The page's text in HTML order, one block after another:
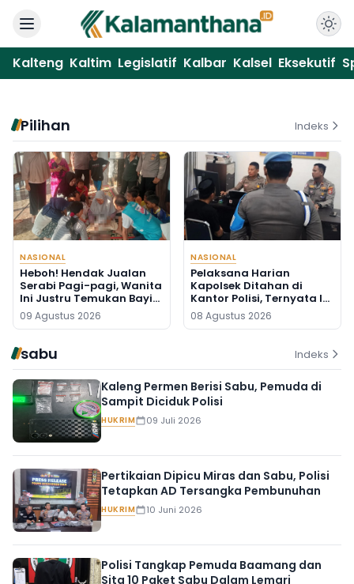
Kalteng Kaltim Legislatif Kalbar Kalsel Eksekutif
Pilihan Indeks
NASIONAL
Heboh! Hendak Jualan
Serabi Pagi-pagi, Wanita
Ini Justru Temukan Bayi
Baru Lahir di Pos Kamling
09 Agustus 2026
NASIONAL
Pelaksana Harian
Kapolsek Ditahan di
Kantor Polisi, Ternyata Ini
Penyebabnya
08 Agustus 2026
sabu Indeks
Kaleng Permen Berisi Sabu, Pemuda di
Sampit Diciduk Polisi
HUKRIM 09 Juli 2026
Pertikaian Dipicu Miras dan Sabu, Polisi
Tetapkan AD Tersangka Pembunuhan
HUKRIM 10 Juni 2026
Polisi Tangkap Pemuda Baamang dan
Sita 10 Paket Sabu Dalam Lemari